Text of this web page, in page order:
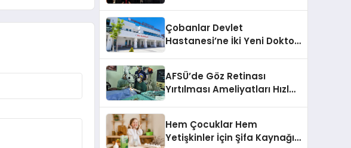
Çobanlar Devlet
Hastanesi’ne İki Yeni Doktor
AFSÜ’de Göz Retinası
Yırtılması Ameliyatları Hızla
Hem Çocuklar Hem
Yetişkinler İçin Şifa Kaynağı: